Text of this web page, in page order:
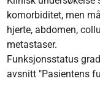
komorbiditet, men
hjerte, abdomen,
metastaser.
Funksjonsstatus
avsnitt "Pasientens